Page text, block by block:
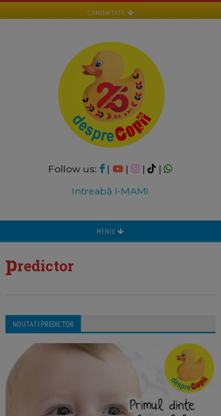
COMUNITATE
Follow us: | | |
|
Intreabă I-MAMI
MENIU
predictor
NOUTATI PREDICTOR